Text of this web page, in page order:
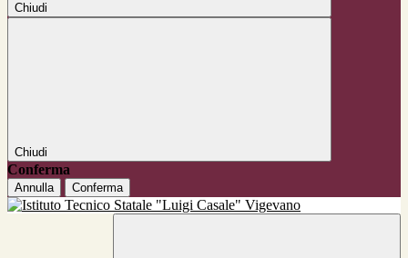
Chiudi
Chiudi
Conferma
Annulla Conferma